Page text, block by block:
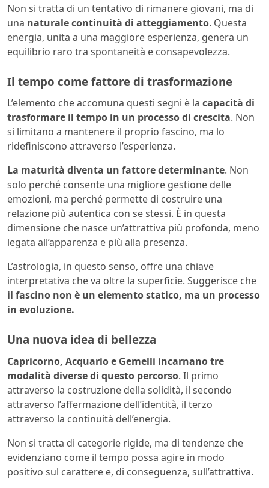
Non si tratta di un tentativo di rimanere giovani, ma di
una naturale continuità di atteggiamento. Questa
energia, unita a una maggiore esperienza, genera un
equilibrio raro tra spontaneità e consapevolezza.
Il tempo come fattore di trasformazione
L’elemento che accomuna questi segni è la capacità di
trasformare il tempo in un processo di crescita. Non
si limitano a mantenere il proprio fascino, ma lo
ridefiniscono attraverso l’esperienza.
La maturità diventa un fattore determinante. Non
solo perché consente una migliore gestione delle
emozioni, ma perché permette di costruire una
relazione più autentica con se stessi. È in questa
dimensione che nasce un’attrattiva più profonda, meno
legata all’apparenza e più alla presenza.
L’astrologia, in questo senso, offre una chiave
interpretativa che va oltre la superficie. Suggerisce che
il fascino non è un elemento statico, ma un processo
in evoluzione.
Una nuova idea di bellezza
Capricorno, Acquario e Gemelli incarnano tre
modalità diverse di questo percorso. Il primo
attraverso la costruzione della solidità, il secondo
attraverso l’affermazione dell’identità, il terzo
attraverso la continuità dell’energia.
Non si tratta di categorie rigide, ma di tendenze che
evidenziano come il tempo possa agire in modo
positivo sul carattere e, di conseguenza, sull’attrattiva.